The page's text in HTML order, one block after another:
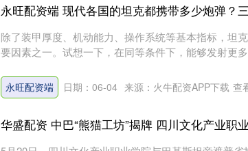
永旺配资端 现代各国的坦克都携带多少炮弹？
除了装甲厚度、机动能力、操作系统等基本指标，坦
要因素之一。试想一下，在同等条件下，能够发射更
永旺配资端 日期：06-04 来源：火牛配资APP下载 查
华盛配资 中巴“熊猫工坊”揭牌 四川文化产业职